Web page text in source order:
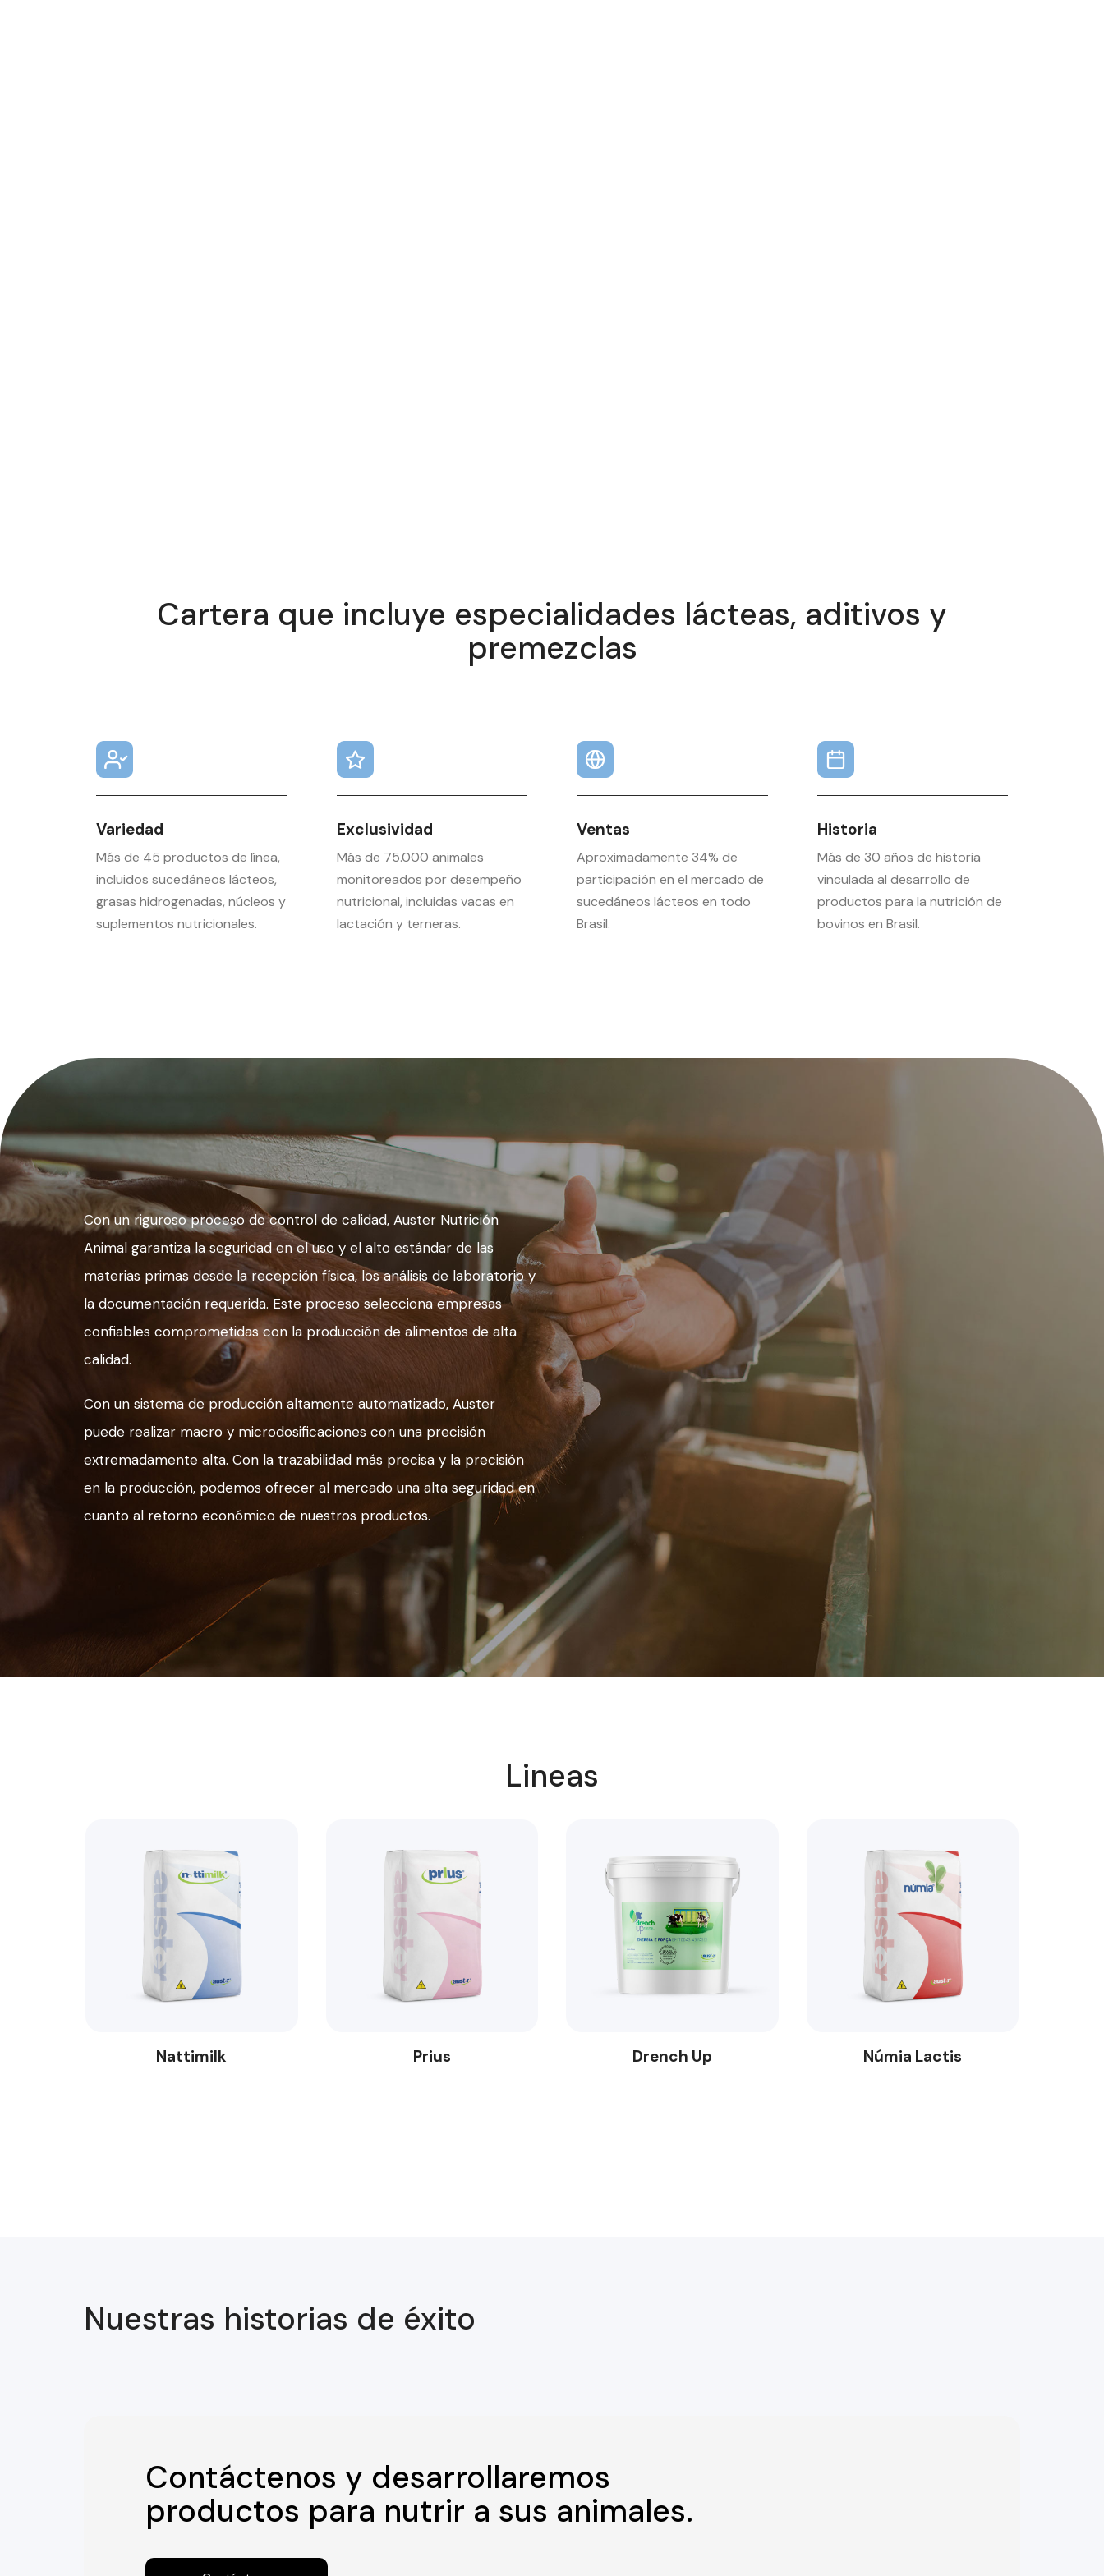
Cartera que incluye especialidades lácteas, aditivos y
premezclas
Variedad
Más de 45 productos de línea,
incluidos sucedáneos lácteos,
grasas hidrogenadas, núcleos y
suplementos nutricionales.
Exclusividad
Más de 75.000 animales
monitoreados por desempeño
nutricional, incluidas vacas en
lactación y terneras.
Ventas
Aproximadamente 34% de
participación en el mercado de
sucedáneos lácteos en todo
Brasil.
Historia
Más de 30 años de historia
vinculada al desarrollo de
productos para la nutrición de
bovinos en Brasil.
Con un riguroso proceso de control de calidad, Auster Nutrición
Animal garantiza la seguridad en el uso y el alto estándar de las
materias primas desde la recepción física, los análisis de laboratorio y
la documentación requerida. Este proceso selecciona empresas
confiables comprometidas con la producción de alimentos de alta
calidad.
Con un sistema de producción altamente automatizado, Auster
puede realizar macro y microdosificaciones con una precisión
extremadamente alta. Con la trazabilidad más precisa y la precisión
en la producción, podemos ofrecer al mercado una alta seguridad en
cuanto al retorno económico de nuestros productos.
Lineas
Nattimilk Prius Drench Up Númia Lactis
Nuestras historias de éxito
Contáctenos y desarrollaremos
productos para nutrir a sus animales.